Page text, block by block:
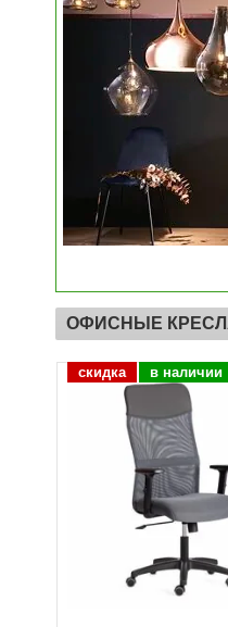
ОФИСНЫЕ
скидка в наличии